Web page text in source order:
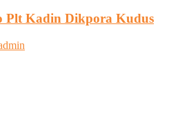
Plt Kadin Dikpora Kudus